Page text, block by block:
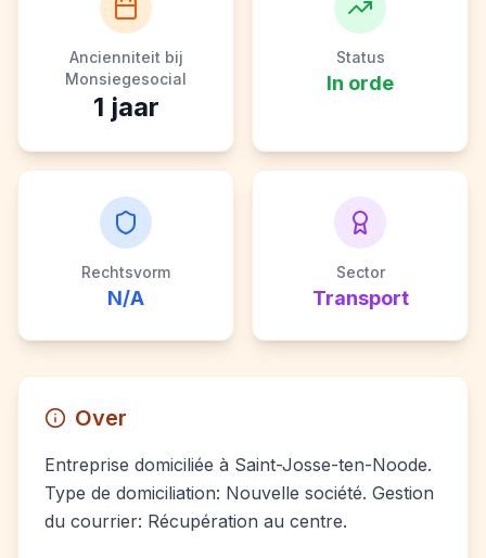
Ancienniteit bij
Monsiegesocial
1 jaar
Status
In orde
Rechtsvorm
N/A
Sector
Transport
Over
Entreprise domiciliée à Saint-Josse-ten-Noode.
Type de domiciliation: Nouvelle société. Gestion
du courrier: Récupération au centre.